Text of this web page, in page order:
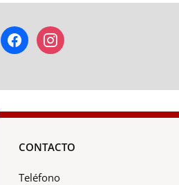
facebookinstagram
CONTACTO
Teléfono